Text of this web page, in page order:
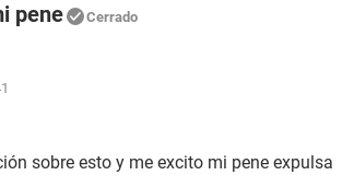
pene Cerrado
sobre esto y me excito mi pene expulsa